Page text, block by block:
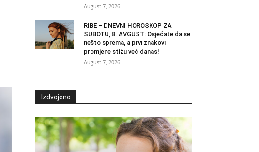
August 7, 2026
RIBE – DNEVNI HOROSKOP ZA
SUBOTU, 8. AVGUST: Osjećate da se
nešto sprema, a prvi znakovi
promjene stižu već danas!
August 7, 2026
Izdvojeno